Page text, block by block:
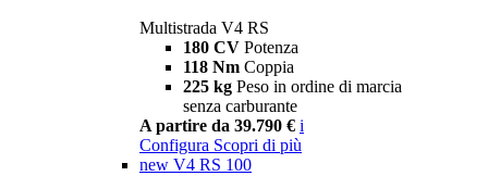
Multistrada V4 RS
180 CV Potenza
118 Nm Coppia
225 kg Peso in ordine di marcia
senza carburante
A partire da 39.790 € i
Configura Scopri di più
new V4 RS 100